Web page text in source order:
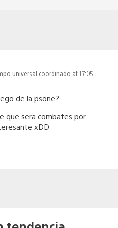
universal coordinado at 17:05
de la psone?
que sera combates por
xDD